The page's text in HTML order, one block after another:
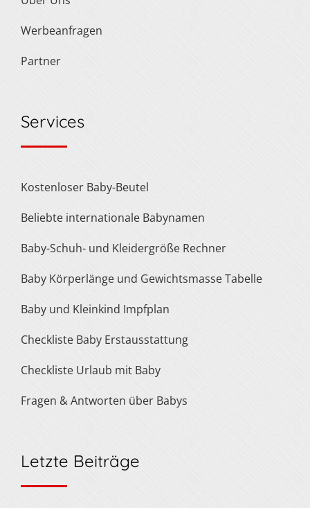
Werbeanfragen
Partner
Services
Kostenloser Baby-Beutel
Beliebte internationale Babynamen
Baby-Schuh- und Kleidergröße Rechner
Baby Körperlänge und Gewichtsmasse Tabelle
Baby und Kleinkind Impfplan
Checkliste Baby Erstausstattung
Checkliste Urlaub mit Baby
Fragen & Antworten über Babys
Letzte Beiträge